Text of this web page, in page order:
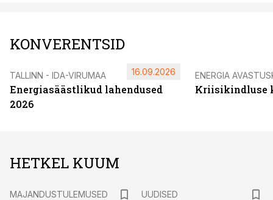
KONVERENTSID
TALLINN - IDA-VIRUMAA
Energiasäästlikud lahendused
2026
16.09.2026 ENERGIA
Kriisikindluse
HETKEL KUUM
MAJANDUSTULEMUSED
UUDISED